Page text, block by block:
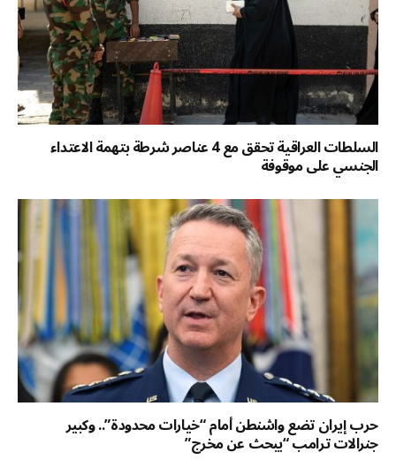
السلطات العراقية تحقق مع 4 عناصر شرطة بتهمة الاعتداء
الجنسي على موقوفة
حرب إيران تضع واشنطن أمام “خيارات محدودة”.. وكبير
جنرالات ترامب “يبحث عن مخرج”